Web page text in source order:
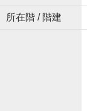
所在階 / 階建